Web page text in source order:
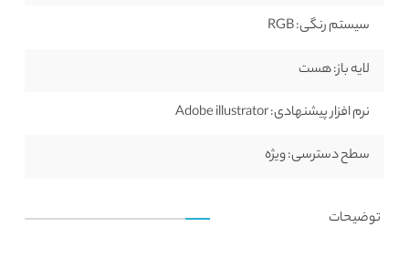
سیستم رنگی:
لایه باز:هست
نرم افزار پیشنهادی:
سطح دسترسی:ویژه
توضیحات